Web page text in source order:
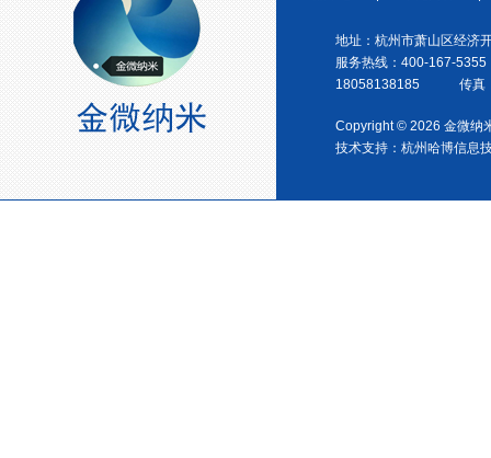
地址：杭州市萧山区经济
服务热线：400-167-5355
18058138185 传真：
Copyright © 2026 金微纳
技术支持： 杭州哈博信息